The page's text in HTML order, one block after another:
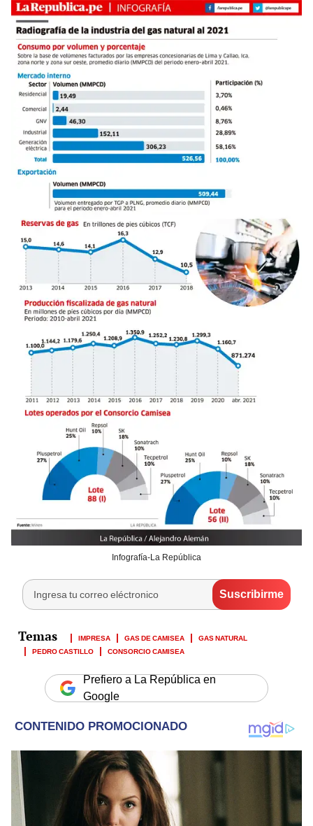
Infografía-La República
IMPRESA GAS DE CAMISEA
GAS NATURAL
PEDRO CASTILLO
CONSORCIO CAMISEA
Prefiero a La República en
Google